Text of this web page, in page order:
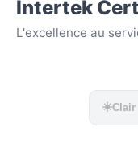
Intertek
L'excellence au
☀️Clair